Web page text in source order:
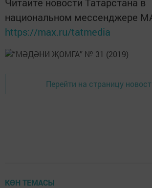
национальном мессенджере
https://max.ru/tatmedia
Перейти на страницу
КӨН ТЕМАСЫ